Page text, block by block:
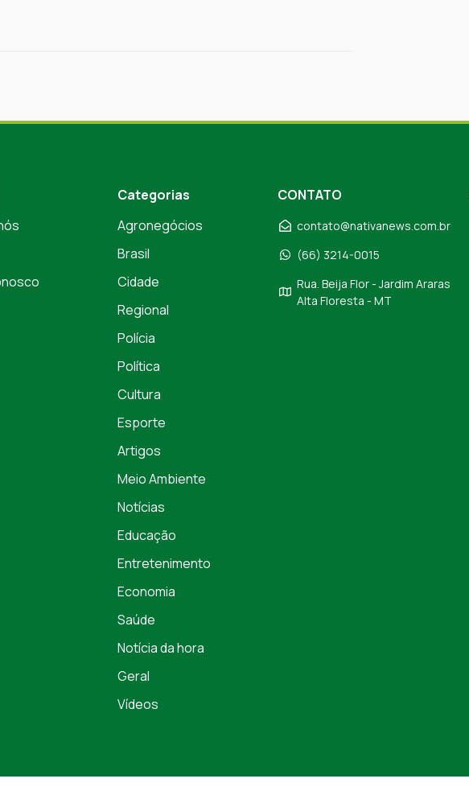
Categorias
Agronegócios
Brasil
Cidade
Regional
Polícia
Política
Cultura
Esporte
Artigos
Meio Ambiente
Notícias
Educação
Entretenimento
Economia
Saúde
Notícia da hora
Geral
Vídeos
CONTATO
contato@nativanews.com.br
(66) 3214-0015
Rua. Beija Flor - Jardim Araras
Alta Floresta - MT